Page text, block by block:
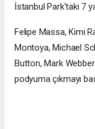
İstanbul Park'taki 7
Felipe Massa, Kimi
Montoya, Michael
Button, Mark
podyuma çıkmayı